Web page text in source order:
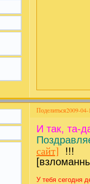
Поделиться2009-04-
И так, та-
сайт] !!!
У тебя сегодня